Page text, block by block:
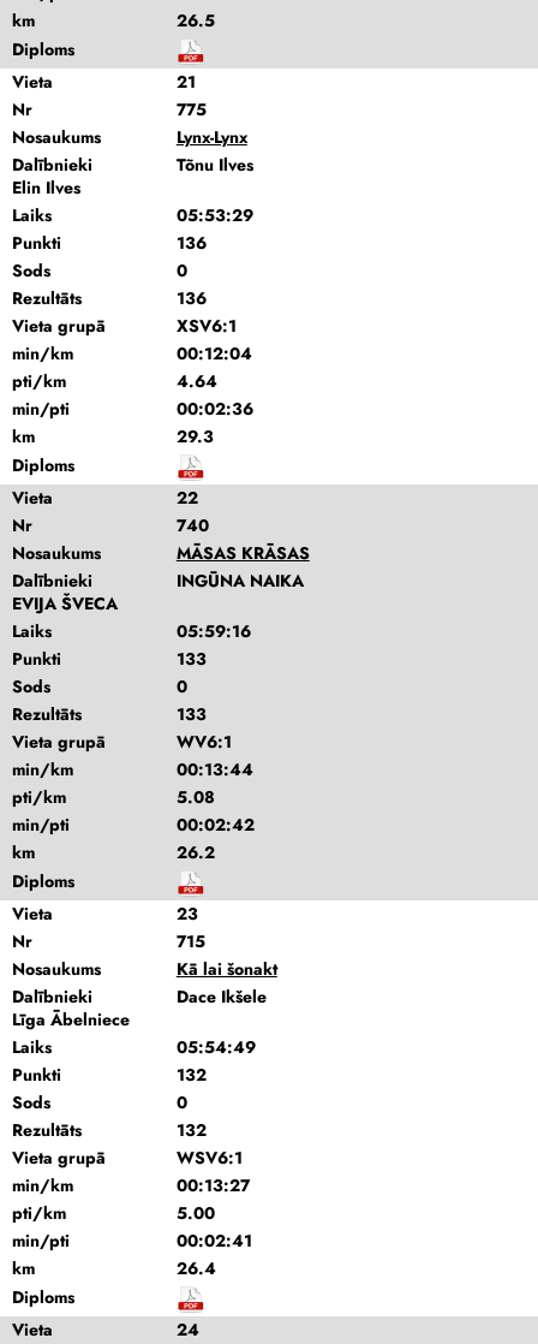
km
26.5
Diploms
Vieta
21
Nr
775
Nosaukums
Lynx-Lynx
Dalībnieki
Tõnu Ilves
Elin Ilves
Laiks
05:53:29
Punkti
136
Sods
0
Rezultāts
136
Vieta grupā
XSV6:1
min/km
00:12:04
pti/km
4.64
min/pti
00:02:36
km
29.3
Diploms
Vieta
22
Nr
740
Nosaukums
MĀSAS KRĀSAS
Dalībnieki
INGŪNA NAIKA
EVIJA ŠVECA
Laiks
05:59:16
Punkti
133
Sods
0
Rezultāts
133
Vieta grupā
WV6:1
min/km
00:13:44
pti/km
5.08
min/pti
00:02:42
km
26.2
Diploms
Vieta
23
Nr
715
Nosaukums
Kā lai šonakt
Dalībnieki
Dace Ikšele
Līga Ābelniece
Laiks
05:54:49
Punkti
132
Sods
0
Rezultāts
132
Vieta grupā
WSV6:1
min/km
00:13:27
pti/km
5.00
min/pti
00:02:41
km
26.4
Diploms
Vieta
24